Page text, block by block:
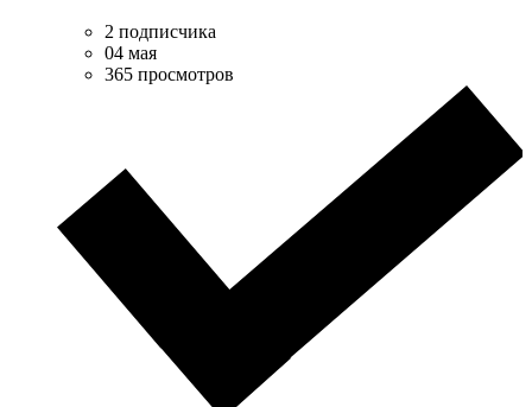
2 подписчика
04 мая
365 просмотров